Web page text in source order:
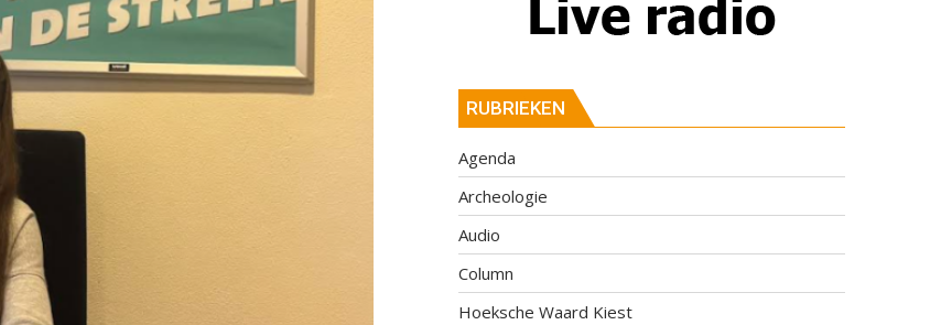
RUBRIEKEN
Agenda
Archeologie
Audio
Column
Hoeksche Waard Kiest